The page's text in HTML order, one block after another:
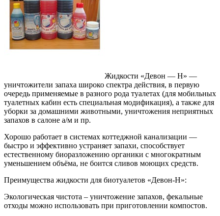
Жидкости «Девон — Н» —
уничтожители запаха широко спектра действия, в первую
очередь применяемые в разного рода туалетах (для мобильных
туалетных кабин есть специальная модификация), а также для
уборки за домашними животными, уничтожения неприятных
запахов в салоне а/м и пр.
Хорошо работает в системах коттеджной канализации —
быстро и эффективно устраняет запахи, способствует
естественному биоразложению органики с многократным
уменьшением объёма, не боится сливов моющих средств.
Преимущества жидкости для биотуалетов «Девон-Н»:
Экологическая чистота – уничтожение запахов, фекальные
отходы можно использовать при приготовлении компостов.